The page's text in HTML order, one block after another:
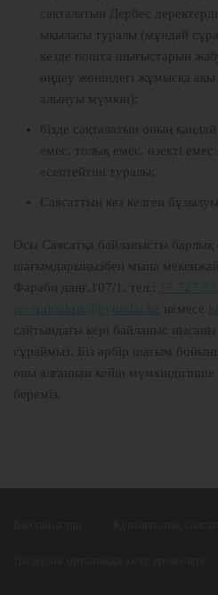
сақталатын Дербес
ықыласы туралы (мұндай
кезде пошта шығыстарын
өңдеу жөніндегі жұмысқа
алынуы мүмкін);
бізде сақталатын оның
емес, толық емес, өзекті
есептейтіні туралы;
Саясаттың кез келген
Осы Саясатқа байланысты барлық
шағымдарыңызбен мына
Фараби даңғ.107/1, тел.:
+7 727
receptionhpa@hyundai.kz немесе
сайтындағы кері байланыс
сұраймыз. Біз әрбір шағым
оны алғаннан кейін
береміз.